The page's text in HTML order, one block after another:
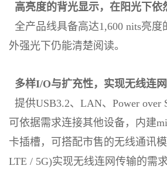
高亮度的背光显示，在阳光下依
全产品线具备高达1,600 nits亮度
外强光下仍能清楚阅读。
多样I/O与扩充性，实现无线连
提供USB3.2、LAN、Power over
可依据需求连接其他设备，内建
卡插槽，可搭配市售的无线通讯
LTE / 5G)实现无线连网传输的需求